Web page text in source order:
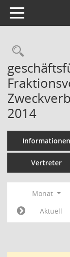
Toggle navigation
2014
Informationen
Vertreter
Monat
Aktuell